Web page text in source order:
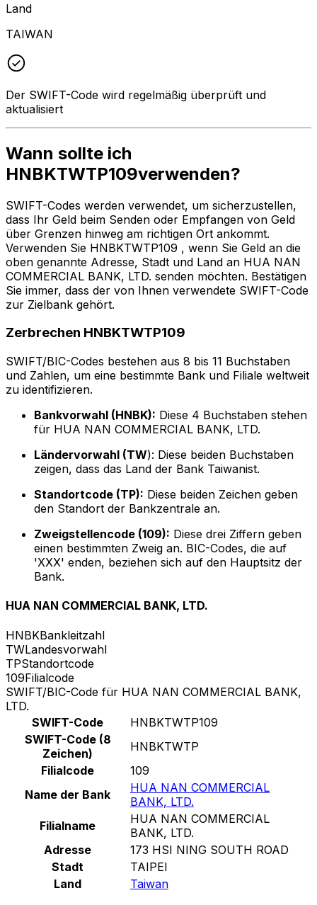
Land
TAIWAN
Der SWIFT-Code wird regelmäßig überprüft und
aktualisiert
Wann sollte ich
HNBKTWTP109verwenden?
SWIFT-Codes werden verwendet, um sicherzustellen,
dass Ihr Geld beim Senden oder Empfangen von Geld
über Grenzen hinweg am richtigen Ort ankommt.
Verwenden Sie HNBKTWTP109 , wenn Sie Geld an die
oben genannte Adresse, Stadt und Land an HUA NAN
COMMERCIAL BANK, LTD. senden möchten. Bestätigen
Sie immer, dass der von Ihnen verwendete SWIFT-Code
zur Zielbank gehört.
Zerbrechen HNBKTWTP109
SWIFT/BIC-Codes bestehen aus 8 bis 11 Buchstaben
und Zahlen, um eine bestimmte Bank und Filiale weltweit
zu identifizieren.
Bankvorwahl (HNBK): Diese 4 Buchstaben stehen
für HUA NAN COMMERCIAL BANK, LTD.
Ländervorwahl (TW): Diese beiden Buchstaben
zeigen, dass das Land der Bank Taiwanist.
Standortcode (TP): Diese beiden Zeichen geben
den Standort der Bankzentrale an.
Zweigstellencode (109): Diese drei Ziffern geben
einen bestimmten Zweig an. BIC-Codes, die auf
'XXX' enden, beziehen sich auf den Hauptsitz der
Bank.
HUA NAN COMMERCIAL BANK, LTD.
HNBKBankleitzahl
TWLandesvorwahl
TPStandortcode
109Filialcode
SWIFT/BIC-Code für HUA NAN COMMERCIAL BANK,
LTD.
SWIFT-Code
HNBKTWTP109
SWIFT-Code (8
Zeichen)
HNBKTWTP
Filialcode
109
Name der Bank
HUA NAN COMMERCIAL
BANK, LTD.
Filialname
HUA NAN COMMERCIAL
BANK, LTD.
Adresse
173 HSI NING SOUTH ROAD
Stadt
TAIPEI
Land
Taiwan